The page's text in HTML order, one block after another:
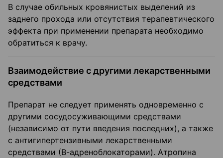
В случае обильных кровянистых выделений из
заднего прохода или отсутствия терапевтического
эффекта при применении препарата необходимо
обратиться к врачу.
Взаимодействие с другими лекарственными
средствами
Препарат не следует применять одновременно с
другими сосудосуживающими средствами
(независимо от пути введения последних), а также
с антигипертензивными лекарственными
средствами (В-адреноблокаторами). Атропина